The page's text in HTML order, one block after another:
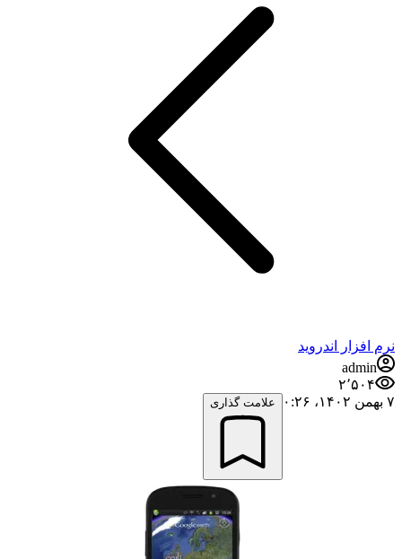
اندروید
علامت گذاری